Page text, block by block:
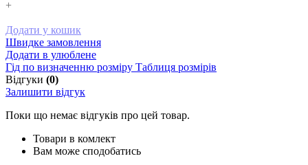
+
Додати у кошик
Швидке замовлення
Додати в улюблене
Гід по визначенню розміру Таблиця розмірів
Відгуки (0)
Залишити відгук
Поки що немає відгуків про цей товар.
Товари в комлект
Вам може сподобатись